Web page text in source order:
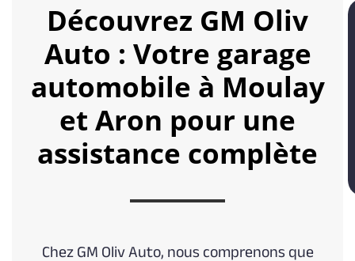
Découvrez GM Oliv
Auto : Votre garage
automobile à Moulay
et Aron pour une
assistance complète
Chez GM Oliv Auto, nous comprenons que